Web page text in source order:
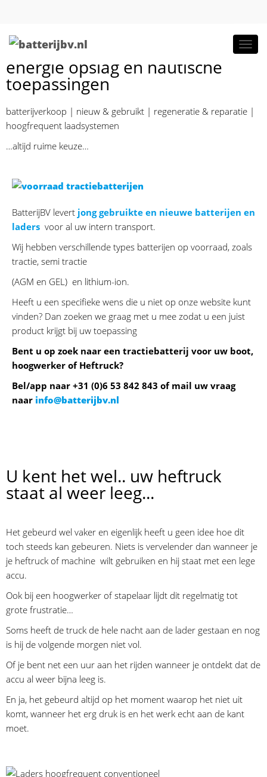
Dé site voor heftruck tractie,
energie opslag en nautische
toepassingen
batterijverkoop | nieuw & gebruikt | regeneratie & reparatie |
hoogfrequent laadsystemen
…altijd ruime keuze…
BatterijBV levert jong gebruikte en nieuwe batterijen en
laders voor al uw intern transport.
Wij hebben verschillende types batterijen op voorraad, zoals
tractie, semi tractie
(AGM en GEL) en lithium-ion.
Heeft u een specifieke wens die u niet op onze website kunt
vinden? Dan zoeken we graag met u mee zodat u een juist
product krijgt bij uw toepassing
Bent u op zoek naar een tractiebatterij voor uw boot,
hoogwerker of Heftruck?
Bel/app naar +31 (0)6 53 842 843 of mail uw vraag
naar info@batterijbv.nl
U kent het wel.. uw heftruck
staat al weer leeg...
Het gebeurd wel vaker en eigenlijk heeft u geen idee hoe dit
toch steeds kan gebeuren. Niets is vervelender dan wanneer je
je heftruck of machine wilt gebruiken en hij staat met een lege
accu.
Ook bij een hoogwerker of stapelaar lijdt dit regelmatig tot
grote frustratie…
Soms heeft de truck de hele nacht aan de lader gestaan en nog
is hij de volgende morgen niet vol.
Of je bent net een uur aan het rijden wanneer je ontdekt dat de
accu al weer bijna leeg is.
En ja, het gebeurd altijd op het moment waarop het niet uit
komt, wanneer het erg druk is en het werk echt aan de kant
moet.